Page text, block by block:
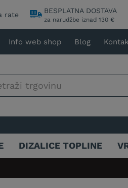
rate
BESPLATNA DOSTAVA
za narudžbe iznad 130 €
Info web shop Blog
DIZALICE TOPLINE